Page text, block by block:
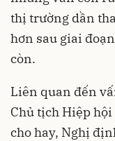
thị trường dần
hơn sau giai
còn.
Liên quan đến
Chủ tịch Hiệp
cho hay, Nghị